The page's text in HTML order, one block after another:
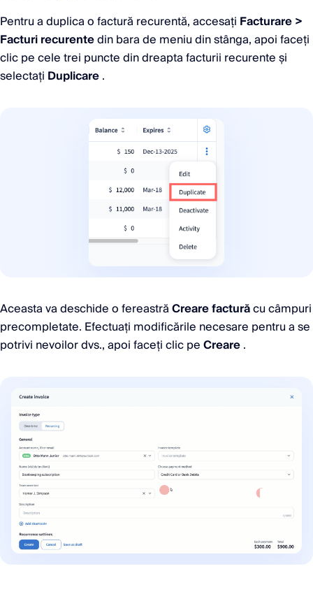
Pentru a duplica o factură recurentă, accesați Facturare >
Facturi recurentedin bara de meniu din stânga, apoi faceți
clic pe cele trei puncte din dreapta facturii recurente și
selectați Duplicare.
Aceasta va deschide o fereastrăCreare facturăcu câmpuri
precompletate. Efectuați modificările necesare pentru a se
potrivi nevoilor dvs., apoi faceți clic peCreare.